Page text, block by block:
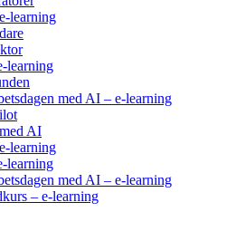
learning
learning
med AI – e-learning
AI
learning
learning
med AI – e-learning
– e-learning